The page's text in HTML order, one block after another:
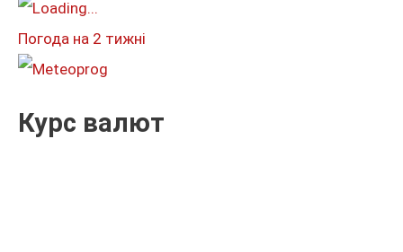
:
Погода на 2 тижні
Курс валют